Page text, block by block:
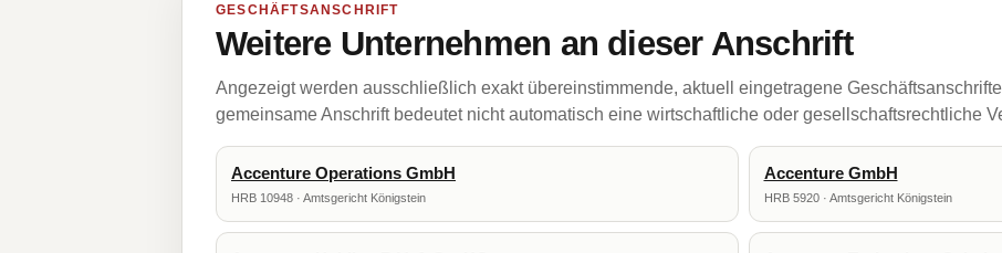
GESCHÄFTSANSCHRIFT
Weitere Unternehmen an dieser Anschrift
Angezeigt werden ausschließlich exakt übereinstimmende, aktuell eingetragene
gemeinsame Anschrift bedeutet nicht automatisch eine wirtschaftliche oder gesellschaftsrechtliche
Accenture Operations GmbH
HRB 10948 · Amtsgericht Königstein
Accenture GmbH
HRB 5920 · Amtsgericht Königstein